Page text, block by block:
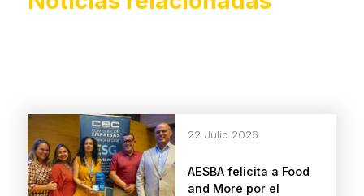
AESBA felicita a Food
and More por el
22 Julio 2026